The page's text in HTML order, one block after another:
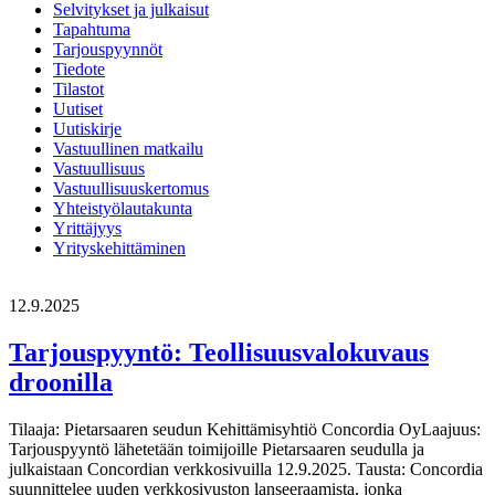
Selvitykset ja julkaisut
Tapahtuma
Tarjouspyynnöt
Tiedote
Tilastot
Uutiset
Uutiskirje
Vastuullinen matkailu
Vastuullisuus
Vastuullisuuskertomus
Yhteistyölautakunta
Yrittäjyys
Yrityskehittäminen
12.9.2025
Tarjouspyyntö: Teollisuusvalokuvaus
droonilla
Tilaaja: Pietarsaaren seudun Kehittämisyhtiö Concordia OyLaajuus:
Tarjouspyyntö lähetetään toimijoille Pietarsaaren seudulla ja
julkaistaan Concordian verkkosivuilla 12.9.2025. Tausta: Concordia
suunnittelee uuden verkkosivuston lanseeraamista, jonka